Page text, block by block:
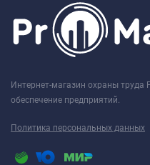
Интернет-магазин охраны труда
обеспечение предприятий.
Политика персональных данных